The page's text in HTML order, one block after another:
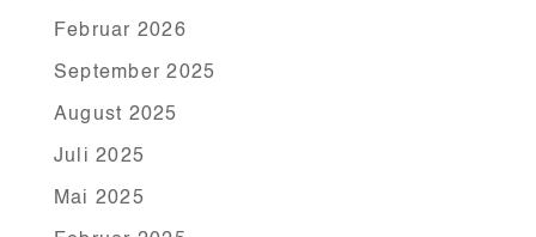
Februar 2026
September 2025
August 2025
Juli 2025
Mai 2025